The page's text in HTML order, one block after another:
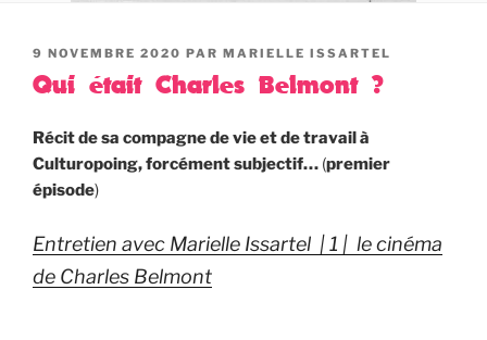
PUBLIÉ
LE
9 NOVEMBRE 2020 PAR MARIELLE ISSARTEL
Qui était Charles Belmont ?
Récit de sa compagne de vie et de travail à
Culturopoing, forcément subjectif… (premier
épisode)
Entretien avec Marielle Issartel | 1 | le cinéma
de Charles Belmont